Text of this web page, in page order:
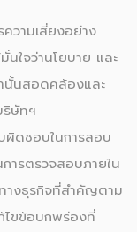
วามเสี่ยงอย่าง
ใจว่านโยบาย และ
นั้นสอดคล้องและ
ริษัทฯ
ผิดชอบในการสอบ
ารตรวจสอบภายใน
างธุรกิจที่สำคัญตาม
ไขข้อบกพร่องที่